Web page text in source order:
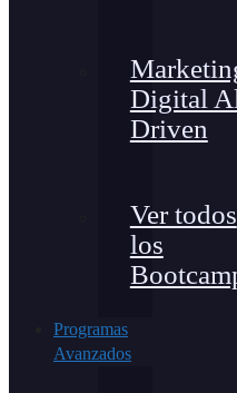
Digital
Driven
Ver todos
los
Programas
Avanzados